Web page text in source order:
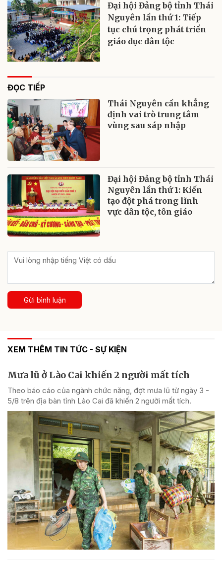
Đại hội Đảng bộ tỉnh Thái
Nguyên lần thứ 1: Tiếp
tục chú trọng phát triển
giáo dục dân tộc
ĐỌC TIẾP
Thái Nguyên cần khẳng
định vai trò trung tâm
vùng sau sáp nhập
Đại hội Đảng bộ tỉnh Thái
Nguyên lần thứ 1: Kiến
tạo đột phá trong lĩnh
vực dân tộc, tôn giáo
Gửi bình luận
XEM THÊM TIN TỨC - SỰ KIỆN
Mưa lũ ở Lào Cai khiến 2 người mất tích
Theo báo cáo của ngành chức năng, đợt mưa lũ từ ngày 3 -
5/8 trên địa bàn tỉnh Lào Cai đã khiến 2 người mất tích.